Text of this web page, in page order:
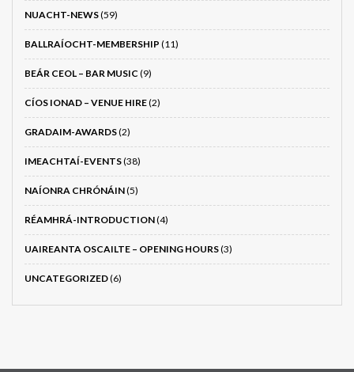
NUACHT-NEWS(59)
BALLRAÍOCHT-MEMBERSHIP (11)
BEÁR CEOL – BAR MUSIC (9)
CÍOS IONAD – VENUE HIRE(2)
GRADAIM-AWARDS(2)
IMEACHTAÍ-EVENTS(38)
NAÍONRA CHRÓNÁIN(5)
RÉAMHRÁ-INTRODUCTION(4)
UAIREANTA OSCAILTE – OPENING HOURS(3)
UNCATEGORIZED(6)